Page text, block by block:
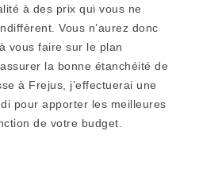
à des prix qui vous ne
Vous n’aurez donc
vous faire sur le plan
la bonne étanchéité de
à Frejus, j’effectuerai une
pour apporter les meilleures
de votre budget.